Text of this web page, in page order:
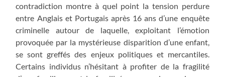
contradiction montre à quel point la tension perdure
entre Anglais et Portugais après 16 ans d’une enquête
criminelle autour de laquelle, exploitant l’émotion
provoquée par la mystérieuse disparition d’une enfant,
se sont greffés des enjeux politiques et mercantiles.
Certains individus n’hésitant à profiter de la fragilité